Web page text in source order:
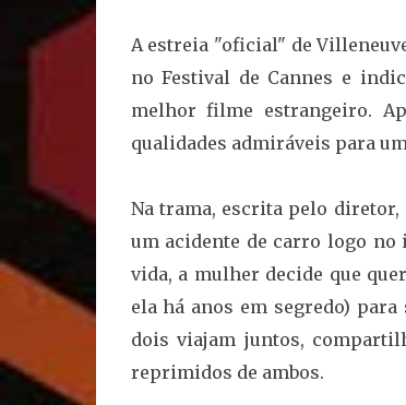
A estreia "oficial" de
no Festival de Cannes e
melhor filme estrangeiro.
qualidades admiráveis para
Na trama, escrita pelo diretor,
um acidente de carro logo no
vida, a mulher decide que
ela há anos em segredo)
dois viajam juntos,
reprimidos de ambos.